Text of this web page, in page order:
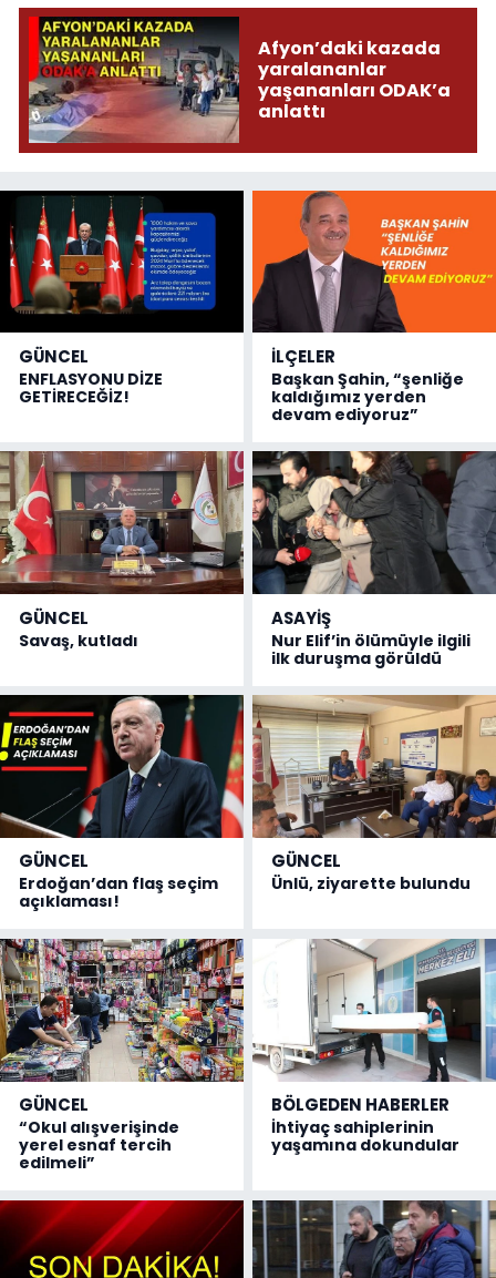
Afyon’daki kazada
yaralananlar
yaşananları ODAK’a
anlattı
GÜNCEL
ENFLASYONU DİZE
GETİRECEĞİZ!
İLÇELER
Başkan Şahin, “şenliğe
kaldığımız yerden
devam ediyoruz”
GÜNCEL
Savaş, kutladı
ASAYİŞ
Nur Elif’in ölümüyle ilgili
ilk duruşma görüldü
GÜNCEL
Erdoğan’dan flaş seçim
açıklaması!
GÜNCEL
Ünlü, ziyarette bulundu
GÜNCEL
“Okul alışverişinde
yerel esnaf tercih
edilmeli”
BÖLGEDEN HABERLER
İhtiyaç sahiplerinin
yaşamına dokundular